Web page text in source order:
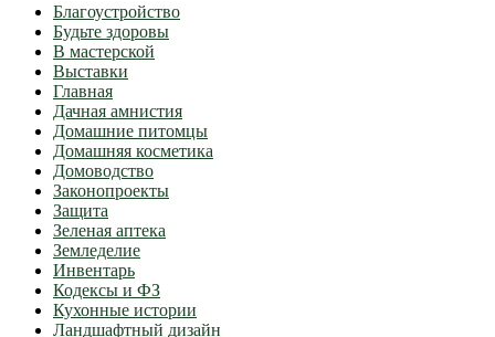
Благоустройство
Будьте здоровы
В мастерской
Выставки
Главная
Дачная амнистия
Домашние питомцы
Домашняя косметика
Домоводство
Законопроекты
Защита
Зеленая аптека
Земледелие
Инвентарь
Кодексы и ФЗ
Кухонные истории
Ландшафтный дизайн